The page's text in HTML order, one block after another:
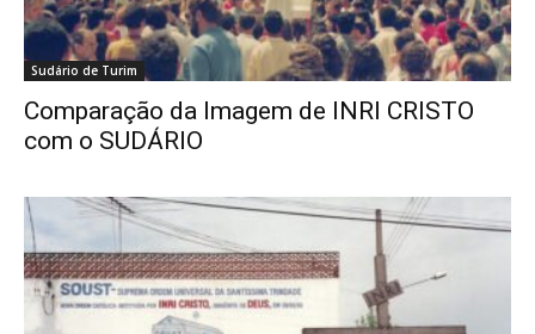
Sudário de Turim
Comparação da Imagem de INRI CRISTO
com o SUDÁRIO